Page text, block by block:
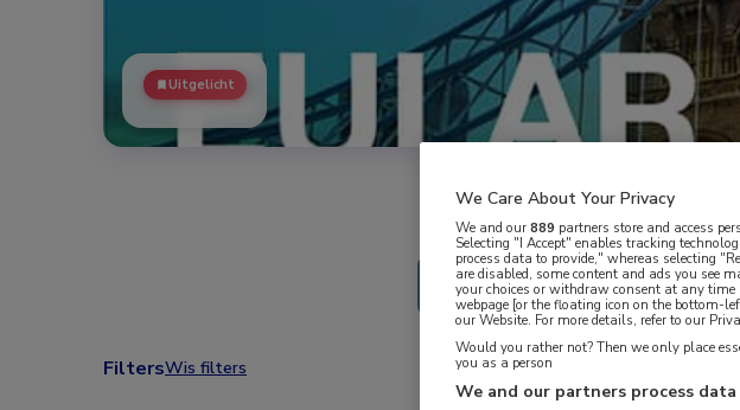
Uitgelicht
FiltersWis filters
We Care About Your Privacy
We and our889 partners store and access
Selecting "I Accept" enables tracking
process data to provide," whereas selecting
are disabled, some content and ads you see
your choices or withdraw consent at any
webpage [or the floating icon on the bottom-
our Website. For more details, refer to our
Would you rather not? Then we only place
you as a person
We and our partners process